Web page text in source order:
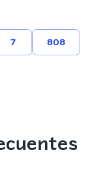
7 808